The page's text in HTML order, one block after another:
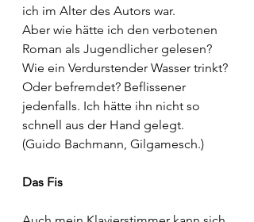
ich im Alter des Autors war.
Aber wie hätte ich den verbotenen
Roman als Jugendlicher gelesen?
Wie ein Verdurstender Wasser trinkt?
Oder befremdet? Beflissener
jedenfalls. Ich hätte ihn nicht so
schnell aus der Hand gelegt.
(Guido Bachmann, Gilgamesch.)
Das Fis